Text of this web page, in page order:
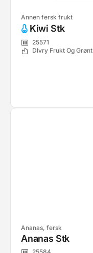
Annen fersk frukt
Kiwi Stk
25571
Dlvry Frukt Og Grønt
Ananas, fersk
Ananas Stk